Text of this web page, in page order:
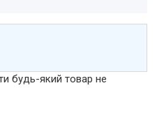
будь-який товар не